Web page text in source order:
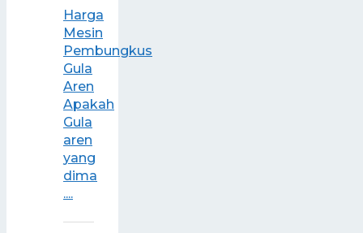
Harga
Mesin
Pembungkus
Gula
Aren
Apakah
Gula
aren
yang
dima
....